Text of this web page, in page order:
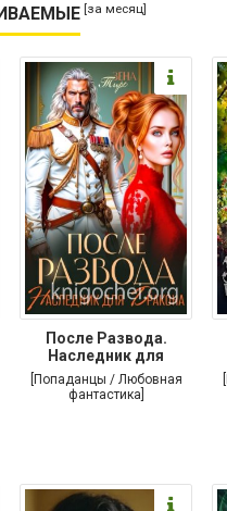
[за месяц]
После Развода.
Наследник для
дракона
[Попаданцы / Любовная
фантастика]